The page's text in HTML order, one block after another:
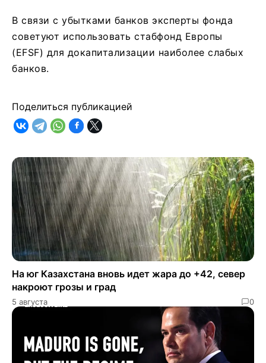
В связи с убытками банков эксперты фонда
советуют использовать стабфонд Европы
(EFSF) для докапитализации наиболее слабых
банков.
Поделиться публикацией
На юг Казахстана вновь идет жара до +42, север
накроют грозы и град
5 августа 0